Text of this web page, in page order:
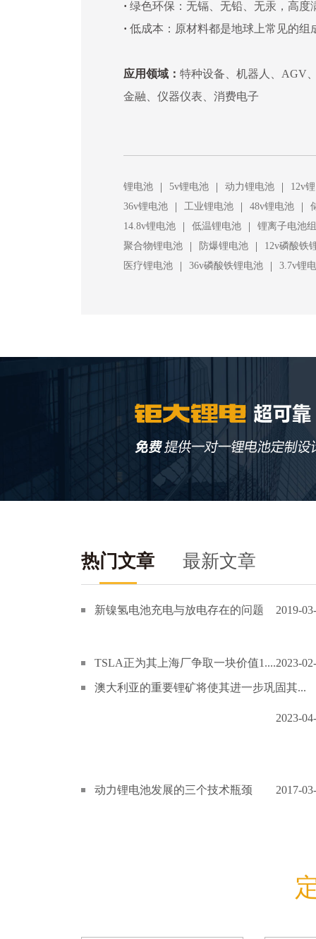
· 绿色环保：无镉、无铅、无汞，高度
· 低成本：原材料都是地球上常见的组
应用领域： 特种设备、机器人、AGV
金融、仪器仪表、消费电子
锂电池 | 5v锂电池 | 动力锂电池 |
12v
36v锂电池
| 工业锂电池 | 48v锂电池 |
14.8v锂电池
| 低温锂电池 |
锂离子电池组
聚合物锂电池
| 防爆锂电池 |
12v磷酸铁
医疗锂电池
| 36v磷酸铁锂电池 | 3.7v锂
热门文章 最新文章
新镍氢电池充电与放电存在的问题 2019-
TSLA正为其上海厂争取一块价值1....2023-
澳大利亚的重要锂矿将使其进一步巩固其...
2023-
动力锂电池发展的三个技术瓶颈 2017-